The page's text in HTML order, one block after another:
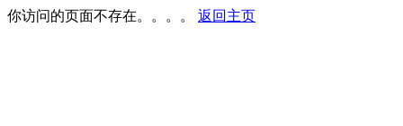
你访问的页面不存在。。。。 返回主页